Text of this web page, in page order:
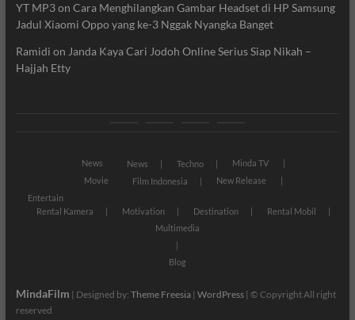
YT MP3on Cara Menghilangkan Gambar Headset di HP Samsung
Jadul Xiaomi Oppo yang ke-3 Nggak Nyangka Banget
Ramidi on Janda Kaya Cari Jodoh Online Serius Siap Nikah –
Hajjah Etty
News News Techno
Minda TV
Movie
Film Indonesia
New Release
Entertain
Rental Kamera
Motivation Destination
Rental Mobil
Multimedia
Blog
MindaFilm | Designed by: Theme Freesia| WordPress| © Copyright All right
reserved